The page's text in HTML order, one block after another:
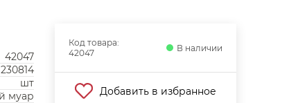
42047
230814
шт
муар
Код товара:
42047
В наличии
Добавить в избранное